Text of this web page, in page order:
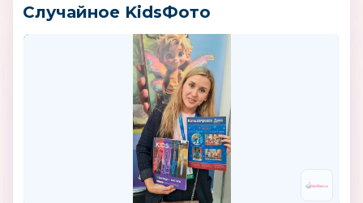
Случайное KidsФото